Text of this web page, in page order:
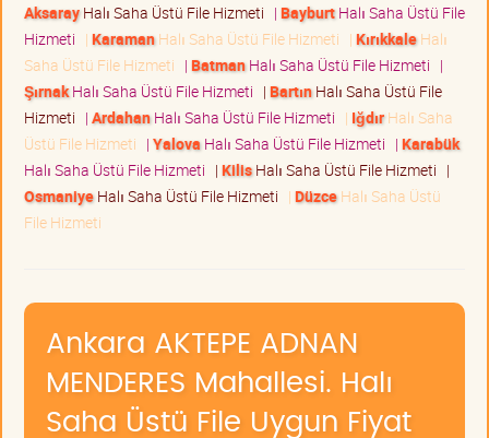
AksarayHalı Saha Üstü File Hizmeti | BayburtHalı Saha Üstü File
Hizmeti | KaramanHalı Saha Üstü File Hizmeti | KırıkkaleHalı
Saha Üstü File Hizmeti | BatmanHalı Saha Üstü File Hizmeti |
ŞırnakHalı Saha Üstü File Hizmeti | BartınHalı Saha Üstü File
Hizmeti | ArdahanHalı Saha Üstü File Hizmeti | IğdırHalı Saha
Üstü File Hizmeti | Yalova Halı Saha Üstü File Hizmeti | Karabük
Halı Saha Üstü File Hizmeti | KilisHalı Saha Üstü File Hizmeti |
OsmaniyeHalı Saha Üstü File Hizmeti | DüzceHalı Saha Üstü
File Hizmeti
Ankara AKTEPE ADNAN
MENDERES Mahallesi. Halı
Saha Üstü File Uygun Fiyat